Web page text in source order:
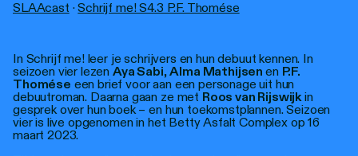
SLAAcast ·Schrijf me! S4.3 P.F. Thomése
In Schrijf me! leer je schrijvers en hun debuut kennen. In
seizoen vier lezen Aya Sabi,Alma Mathijsen en P.F.
Thomése een brief voor aan een personage uit hun
debuutroman. Daarna gaan ze met Roos van Rijswijkin
gesprek over hun boek – en hun toekomstplannen. Seizoen
vier is live opgenomen in het Betty Asfalt Complex op 16
maart 2023.